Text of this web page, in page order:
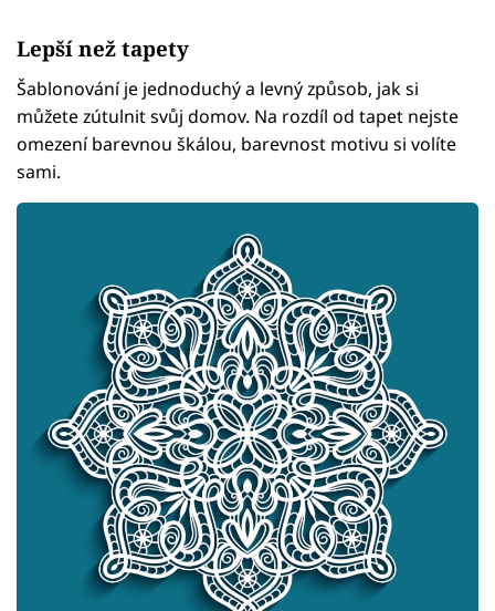
Lepší než tapety
Šablonování je jednoduchý a levný způsob, jak si
můžete zútulnit svůj domov. Na rozdíl od tapet nejste
omezení barevnou škálou, barevnost motivu si volíte
sami.